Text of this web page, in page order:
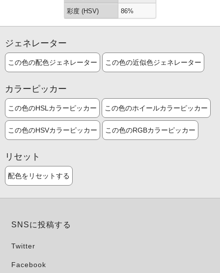
彩度 (HSV) 86%
ジェネレーター
この色の配色ジェネレーター この色の近似色ジェネレーター
カラーピッカー
この色のHSLカラーピッカー この色のホイールカラーピッカー
この色のHSVカラーピッカー この色のRGBカラーピッカー
リセット
配色をリセットする
SNSに投稿する
Twitter
Facebook